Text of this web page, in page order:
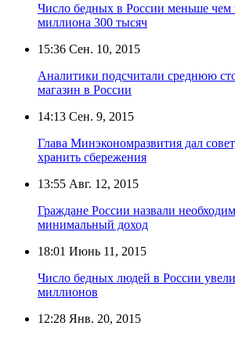
Число бедных в России меньше чем
миллиона 300 тысяч
15:36 Сен. 10, 2015
Аналитики подсчитали среднюю
магазин в России
14:13 Сен. 9, 2015
Глава Минэкономразвития дал
хранить сбережения
13:55 Авг. 12, 2015
Граждане России назвали
минимальный доход
18:01 Июнь 11, 2015
Число бедных людей в России
миллионов
12:28 Янв. 20, 2015